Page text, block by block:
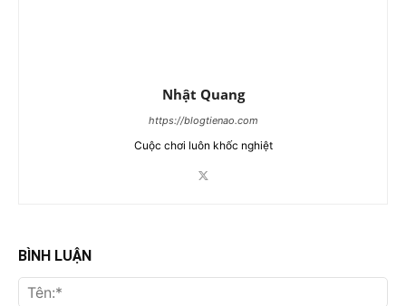
Nhật Quang
https://blogtienao.com
Cuộc chơi luôn khốc nghiệt
BÌNH LUẬN